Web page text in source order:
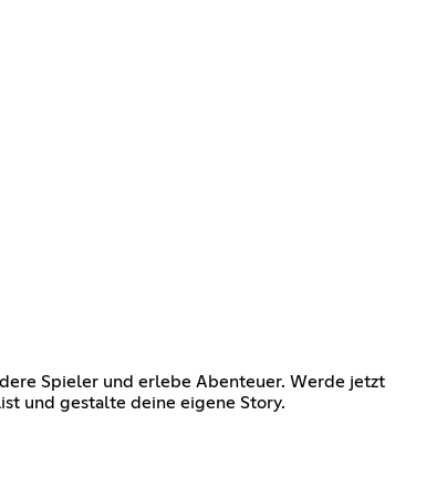
Spieler und erlebe Abenteuer. Werde jetzt
und gestalte deine eigene Story.